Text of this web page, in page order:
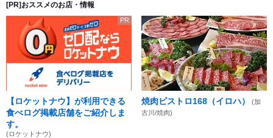
[PR]おススメのお店・情報
PR
【ロケットナウ】が利用できる
食べログ掲載店舗をご紹介しま
す。
(ロケットナウ)
焼肉ビストロ168（イロハ）
(加
古川/焼肉)